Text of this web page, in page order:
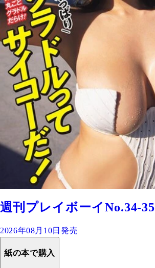
週刊プレイボーイNo.34-35
2026年08月10日発売
紙の本で購入